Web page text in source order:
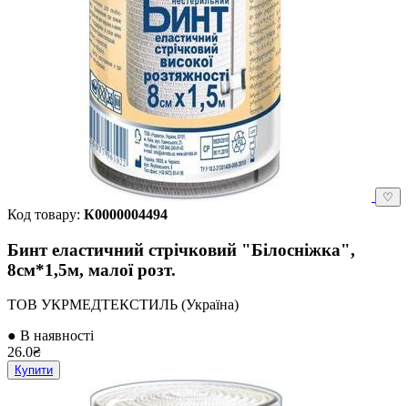
♡
Код товару: К0000004494
Бинт еластичний стрічковий "Білосніжка",
8см*1,5м, малої розт.
ТОВ УКРМЕДТЕКСТИЛЬ (Україна)
● В наявності
26.0₴
Купити